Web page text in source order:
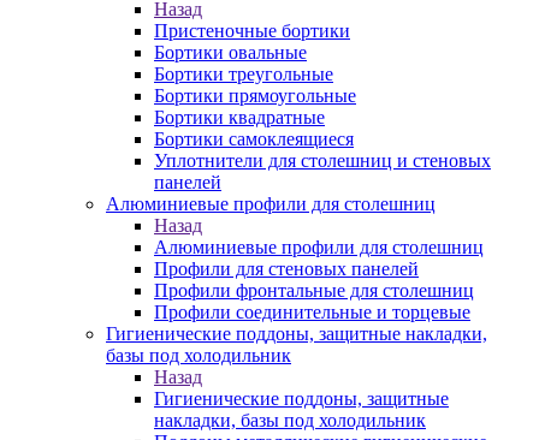
Назад
Пристеночные бортики
Бортики овальные
Бортики треугольные
Бортики прямоугольные
Бортики квадратные
Бортики самоклеящиеся
Уплотнители для столешниц и стеновых
панелей
Алюминиевые профили для столешниц
Назад
Алюминиевые профили для столешниц
Профили для стеновых панелей
Профили фронтальные для столешниц
Профили соединительные и торцевые
Гигиенические поддоны, защитные накладки,
базы под холодильник
Назад
Гигиенические поддоны, защитные
накладки, базы под холодильник